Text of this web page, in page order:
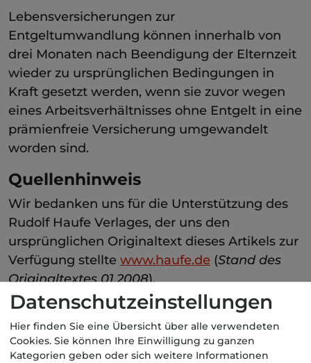
Lebensversicherungen zur
Entgeltumwandlung können innerhalb von
drei Monaten nach Beendigung der Elternzeit
wieder zu ursprünglichen Bedingungen in
Kraft gesetzt werden, wenn sie zuvor wegen
eines Arbeitsverhältnisses ohne Entgelt in eine
prämienfreie Versicherung umgewandelt
worden sind.
Quellenhinweis
Wir bedanken uns für die Unterstützung des
Rudolf Haufe Verlages, der uns den
ursprünglichen Originaltext dieses Artikels zur
Verfügung stellte www.haufe.de (Stand des
Originaltextes 01.2008).
Kategorie: Gesetze
Datenschutzeinstellungen
Hier finden Sie eine Übersicht über alle verwendeten
Cookies. Sie können Ihre Einwilligung zu ganzen
Kategorien geben oder sich weitere Informationen